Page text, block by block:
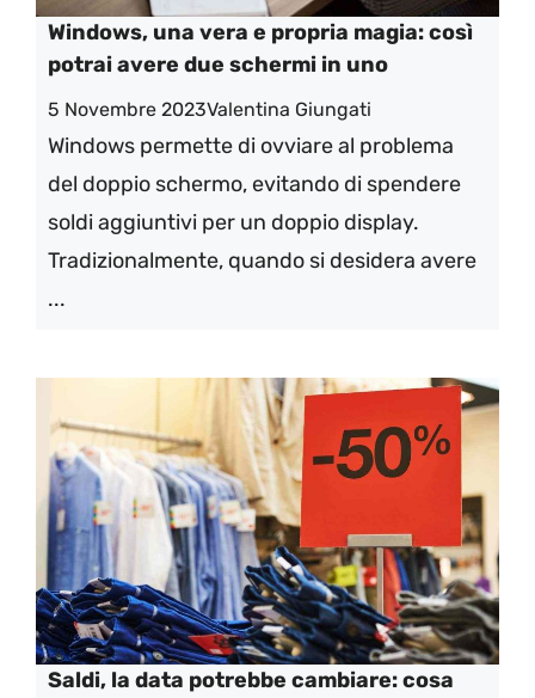
Windows, una vera e propria magia: così
potrai avere due schermi in uno
5 Novembre 2023Valentina Giungati
Windows permette di ovviare al problema
del doppio schermo, evitando di spendere
soldi aggiuntivi per un doppio display.
Tradizionalmente, quando si desidera avere
...
Saldi, la data potrebbe cambiare: cosa